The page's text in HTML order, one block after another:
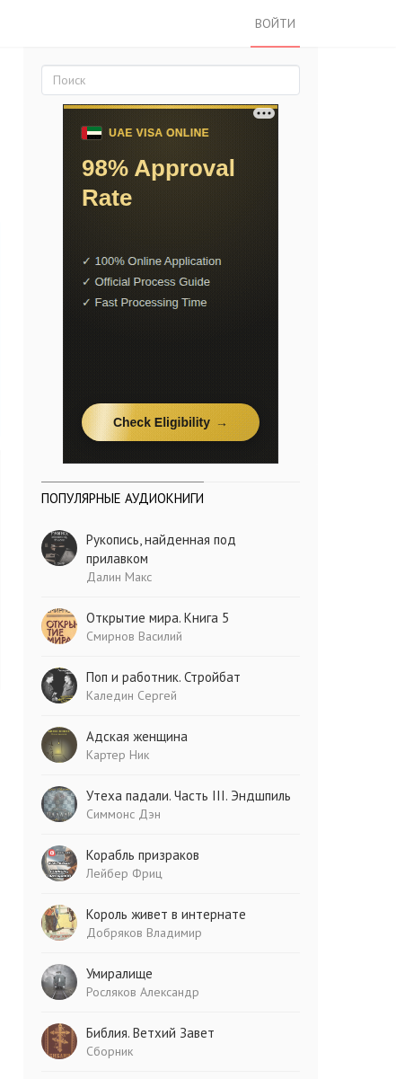
ВОЙТИ
ПОПУЛЯРНЫЕ АУДИОКНИГИ
Рукопись, найденная под
прилавком
Далин Макс
Открытие мира. Книга 5
Смирнов Василий
Поп и работник. Стройбат
Каледин Сергей
Адская женщина
Картер Ник
Утеха падали. Часть III. Эндшпиль
Симмонс Дэн
Корабль призраков
Лейбер Фриц
Король живет в интернате
Добряков Владимир
Умиралище
Росляков Александр
Библия. Ветхий Завет
Сборник